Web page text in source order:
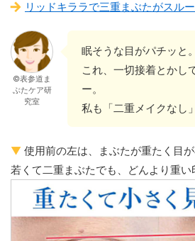
リッドキララで三重まぶたがスル
©表参道ま
ぶたケア研
究室
眠そうな目がパチッと。
これ、一切接着とかし
ー。
私も「二重メイクなし
▼ 使用前の左は、まぶたが重たく目が
若くて二重まぶたでも、どんより重い